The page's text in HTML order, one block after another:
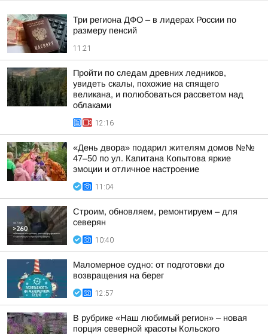
Три региона ДФО – в лидерах России по
размеру пенсий
11:21
Пройти по следам древних ледников,
увидеть скалы, похожие на спящего
великана, и полюбоваться рассветом над
облаками
12:16
«День двора» подарил жителям домов №№
47–50 по ул. Капитана Копытова яркие
эмоции и отличное настроение
11:04
Строим, обновляем, ремонтируем – для
северян
10:40
Маломерное судно: от подготовки до
возвращения на берег
12:57
В рубрике «Наш любимый регион» – новая
порция северной красоты Кольского